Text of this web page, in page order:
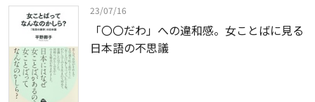
23/07/16
「〇〇だわ」への違和感。女ことばに見る
日本語の不思議